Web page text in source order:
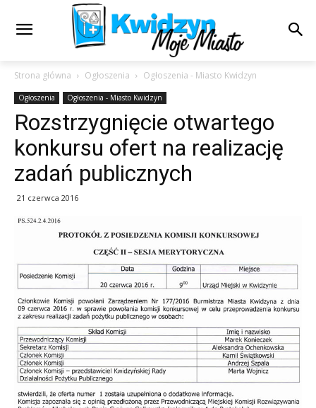
Strona główna Ogłoszenia Ogłoszenia - Miasto Kwidzyn
Ogłoszenia Ogłoszenia - Miasto Kwidzyn
Rozstrzygnięcie otwartego
konkursu ofert na realizację
zadań publicznych
21 czerwca 2016